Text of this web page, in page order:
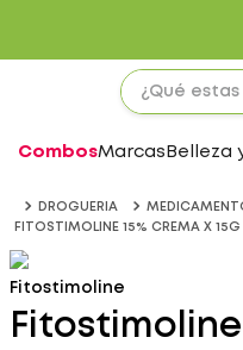
CombosMarcas Belleza
DROGUERIA
FITOSTIMOLINE 15% CREMA X 15G
Fitostimoline
Fitostimoline